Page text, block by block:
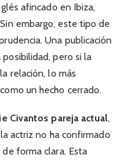
afincado en Ibiza,
embargo, este tipo de
Una publicación
pero si la
relación, lo más
un hecho cerrado.
Civantos pareja actual,
actriz no ha confirmado
forma clara. Esta